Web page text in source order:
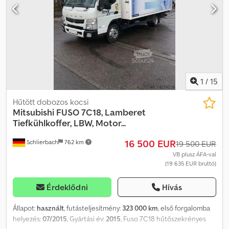
1 / 15
Schlierbach 762 km
Hűtött dobozos kocsi
Mitsubishi FUSO 7C18, Lamberet
Tiefkühlkoffer, LBW, Motor...
16 500 EUR19 500 EUR
VB plusz ÁFA-val
(19 635 EUR bruttó)
Érdeklődni Hívás
Állapot: használt, futásteljesítmény: 323 000 km, első forgalomba
helyezés:07/2015, Gyártási év:2015, Fuso 7C18 hűtőszekrényes